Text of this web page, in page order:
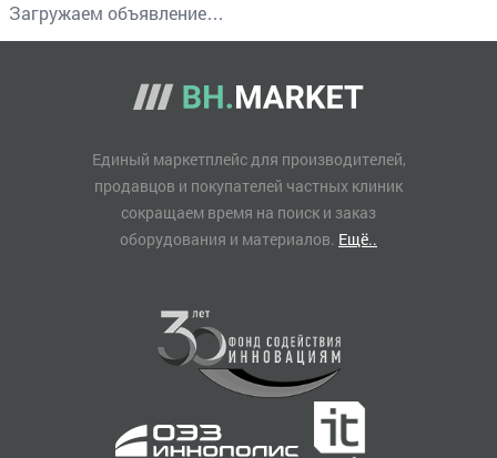
Загружаем объявление…
Единый маркетплейс для производителей,
продавцов и покупателей частных клиник
сокращаем время на поиск и заказ
оборудования и материалов. Ещё..